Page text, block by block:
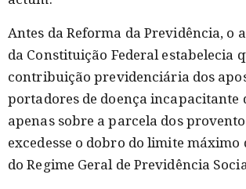
Antes da Reforma da Previdência, o
da Constituição Federal estabelecia
contribuição previdenciária dos
portadores de doença
apenas sobre a parcela dos
excedesse o dobro do limite máximo
do Regime Geral de Previdência